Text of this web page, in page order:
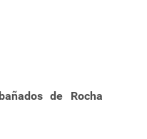
de Rocha